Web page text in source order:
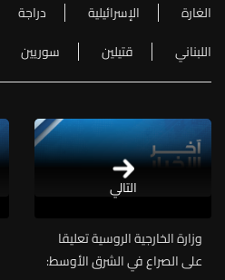
الغارة
الإسرائيلية دراجة
اللبناني
قتيلين سوريين
التالي
وزارة الخارجية الروسية تعليقا
على الصراع في الشرق الأوسط: